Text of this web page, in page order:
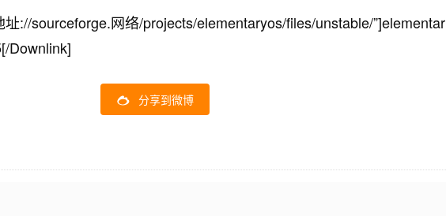
址://sourceforge.网络/projects/elementaryos/files/unstable/”]elementar
Downlink]
分享到微博